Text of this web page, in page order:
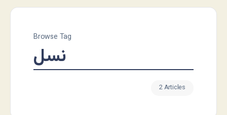
Browse Tag
نسل
2 Articles